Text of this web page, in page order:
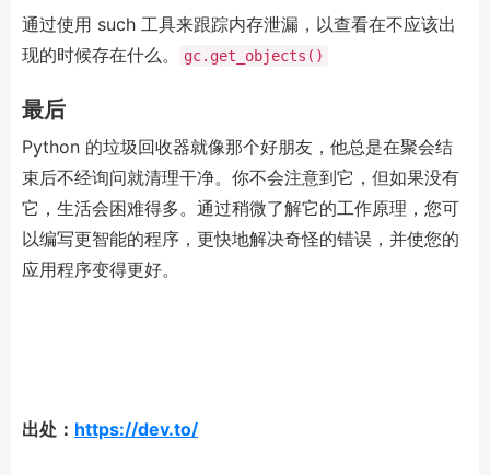
通过使用 such 工具来跟踪内存泄漏，以查看在不应该出
现的时候存在什么。
gc.get_objects()
最后
Python 的垃圾回收器就像那个好朋友，他总是在聚会结
束后不经询问就清理干净。你不会注意到它，但如果没有
它，生活会困难得多。通过稍微了解它的工作原理，您可
以编写更智能的程序，更快地解决奇怪的错误，并使您的
应用程序变得更好。
出处： https://dev.to/